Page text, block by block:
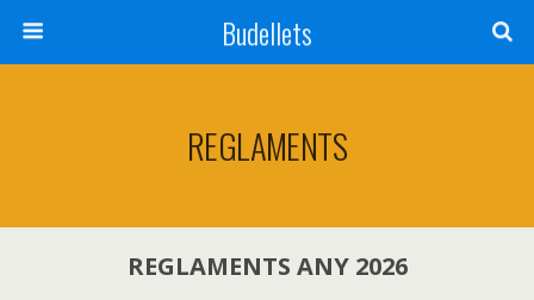
Budellets
REGLAMENTS
REGLAMENTS ANY 2026